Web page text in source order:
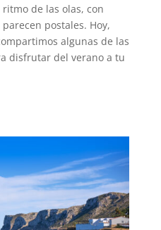
de las olas, con
postales. Hoy,
algunas de las
disfrutar del verano a tu